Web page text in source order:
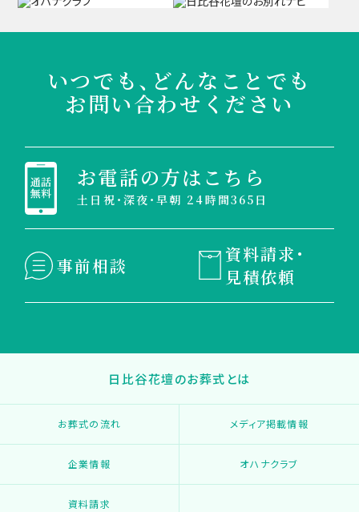
いつでも、どんなことでも
お問い合わせください
お電話の方はこちら
土日祝・深夜・早朝 24時間365日
事前相談
資料請求・
見積依頼
日比谷花壇のお葬式とは
お葬式の流れ メディア掲載情報
企業情報 オハナクラブ
資料請求